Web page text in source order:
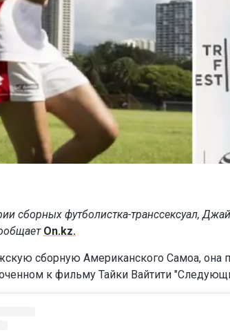
сборных футболистка-транссексуал,
On.kz.
сборную Американского Самоа, она
к фильму Тайки Вайтити